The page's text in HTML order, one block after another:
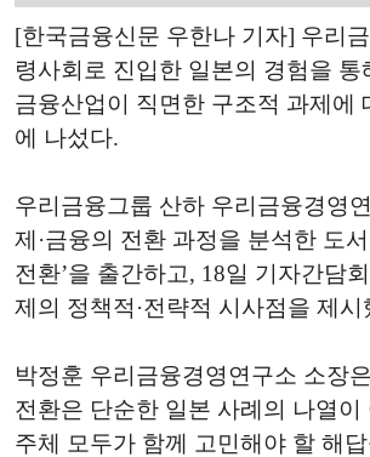
[한국금융신문 우한나 기자] 우리
령사회로 진입한 일본의 경험을 통
금융산업이 직면한 구조적 과제에
에 나섰다.
우리금융그룹 산하 우리금융경영
제·금융의 전환 과정을 분석한 도
전환’을 출간하고, 18일 기자간담
제의 정책적·전략적 시사점을 제시
박정훈 우리금융경영연구소 소장
전환은 단순한 일본 사례의 나열이
주체 모두가 함께 고민해야 할 해